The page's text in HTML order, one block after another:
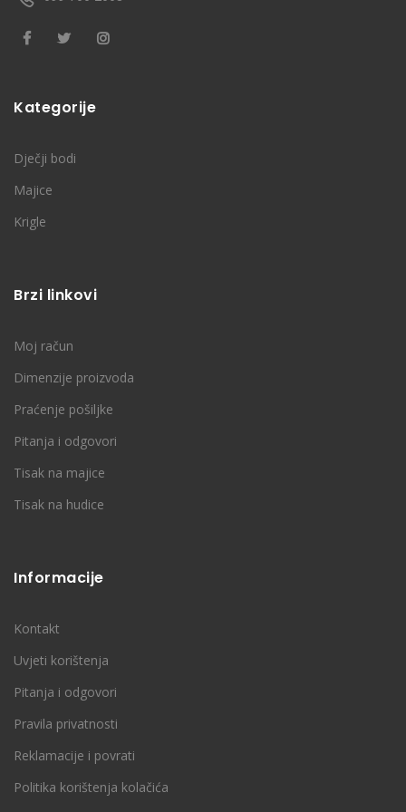
Kategorije
Dječji bodi
Majice
Krigle
Brzi linkovi
Moj račun
Dimenzije proizvoda
Praćenje pošiljke
Pitanja i odgovori
Tisak na majice
Tisak na hudice
Informacije
Kontakt
Uvjeti korištenja
Pitanja i odgovori
Pravila privatnosti
Reklamacije i povrati
Politika korištenja kolačića